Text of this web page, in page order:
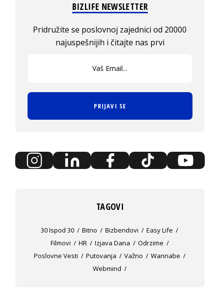
BIZLIFE NEWSLETTER
Pridružite se poslovnoj zajednici od 20000
najuspešnijih i čitajte nas prvi
PRIJAVI SE
TAGOVI
30 Ispod 30 Bitno Bizbendovi
Easy Life
Filmovi
HR Izjava Dana
Odrzime
Poslovne Vesti
Putovanja Važno
Wannabe
Webmind